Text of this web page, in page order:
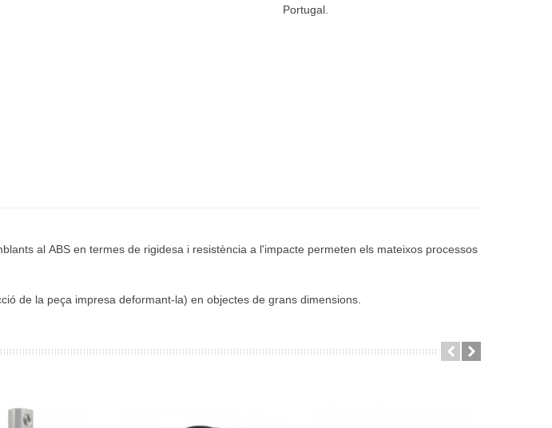
Portugal.
al ABS en termes de rigidesa i resistència a l'impacte permeten els mateixos processos
de la peça impresa deformant-la) en objectes de grans dimensions.